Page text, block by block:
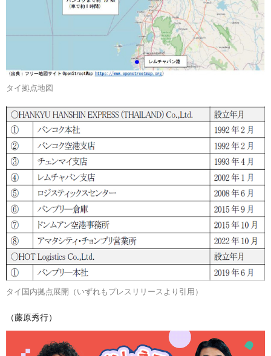
タイ拠点地図
タイ国内拠点展開（いずれもプレスリリースより引用）
（藤原秀行）